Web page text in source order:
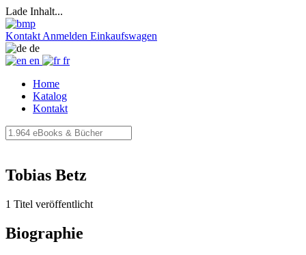
Lade Inhalt...
Kontakt Anmelden Einkaufswagen
de
en
fr
Home
Katalog
Kontakt
Tobias Betz
1 Titel veröffentlicht
Biographie